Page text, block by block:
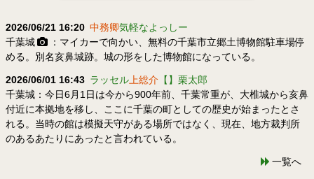
2026/06/21 16:20 中務卿気軽なよっしー
千葉城
：マイカーで向かい、無料の千葉市立郷土博物館駐車場停
める。別名亥鼻城跡。城の形をした博物館になっている。
2026/06/01 16:43 ラッセル 上総介 【】栗太郎
千葉城：今日6月1日は今から900年前、千葉常重が、大椎城から亥鼻
付近に本拠地を移し、ここに千葉の町としての歴史が始まったとさ
れる。当時の館は模擬天守がある場所ではなく、現在、地方裁判所
のあるあたりにあったと言われている。
一覧へ